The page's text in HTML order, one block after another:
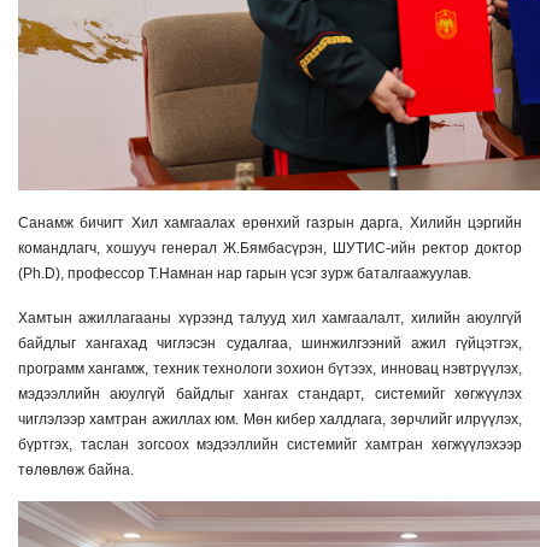
Санамж бичигт Хил хамгаалах ерөнхий газрын дарга, Хилийн цэргийн
командлагч, хошууч генерал Ж.Бямбасүрэн, ШУТИС-ийн ректор доктор
(Ph.D), профессор Т.Намнан нар гарын үсэг зурж баталгаажуулав.
Хамтын ажиллагааны хүрээнд талууд хил хамгаалалт, хилийн аюулгүй
байдлыг хангахад чиглэсэн судалгаа, шинжилгээний ажил гүйцэтгэх,
программ хангамж, техник технологи зохион бүтээх, инновац нэвтрүүлэх,
мэдээллийн аюулгүй байдлыг хангах стандарт, системийг хөгжүүлэх
чиглэлээр хамтран ажиллах юм. Мөн кибер халдлага, зөрчлийг илрүүлэх,
бүртгэх, таслан зогсоох мэдээллийн системийг хамтран хөгжүүлэхээр
төлөвлөж байна.